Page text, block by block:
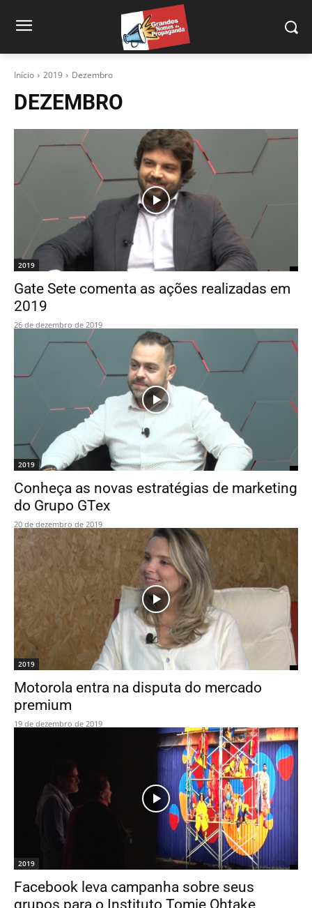
Início 2019 Dezembro
DEZEMBRO
2019
Gate Sete comenta as ações realizadas em
2019
26 de dezembro de 2019
2019
Conheça as novas estratégias de marketing
do Grupo GTex
20 de dezembro de 2019
2019
Motorola entra na disputa do mercado
premium
19 de dezembro de 2019
2019
Facebook leva campanha sobre seus
grupos para o Instituto Tomie Ohtake